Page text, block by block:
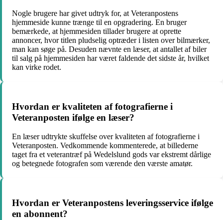
Nogle brugere har givet udtryk for, at Veteranpostens
hjemmeside kunne trænge til en opgradering. En bruger
bemærkede, at hjemmesiden tillader brugere at oprette
annoncer, hvor titlen pludselig optræder i listen over bilmærker,
man kan søge på. Desuden nævnte en læser, at antallet af biler
til salg på hjemmesiden har været faldende det sidste år, hvilket
kan virke rodet.
Hvordan er kvaliteten af fotografierne i
Veteranposten ifølge en læser?
En læser udtrykte skuffelse over kvaliteten af fotografierne i
Veteranposten. Vedkommende kommenterede, at billederne
taget fra et veterantræf på Wedelslund gods var ekstremt dårlige
og betegnede fotografen som værende den værste amatør.
Hvordan er Veteranpostens leveringsservice ifølge
en abonnent?